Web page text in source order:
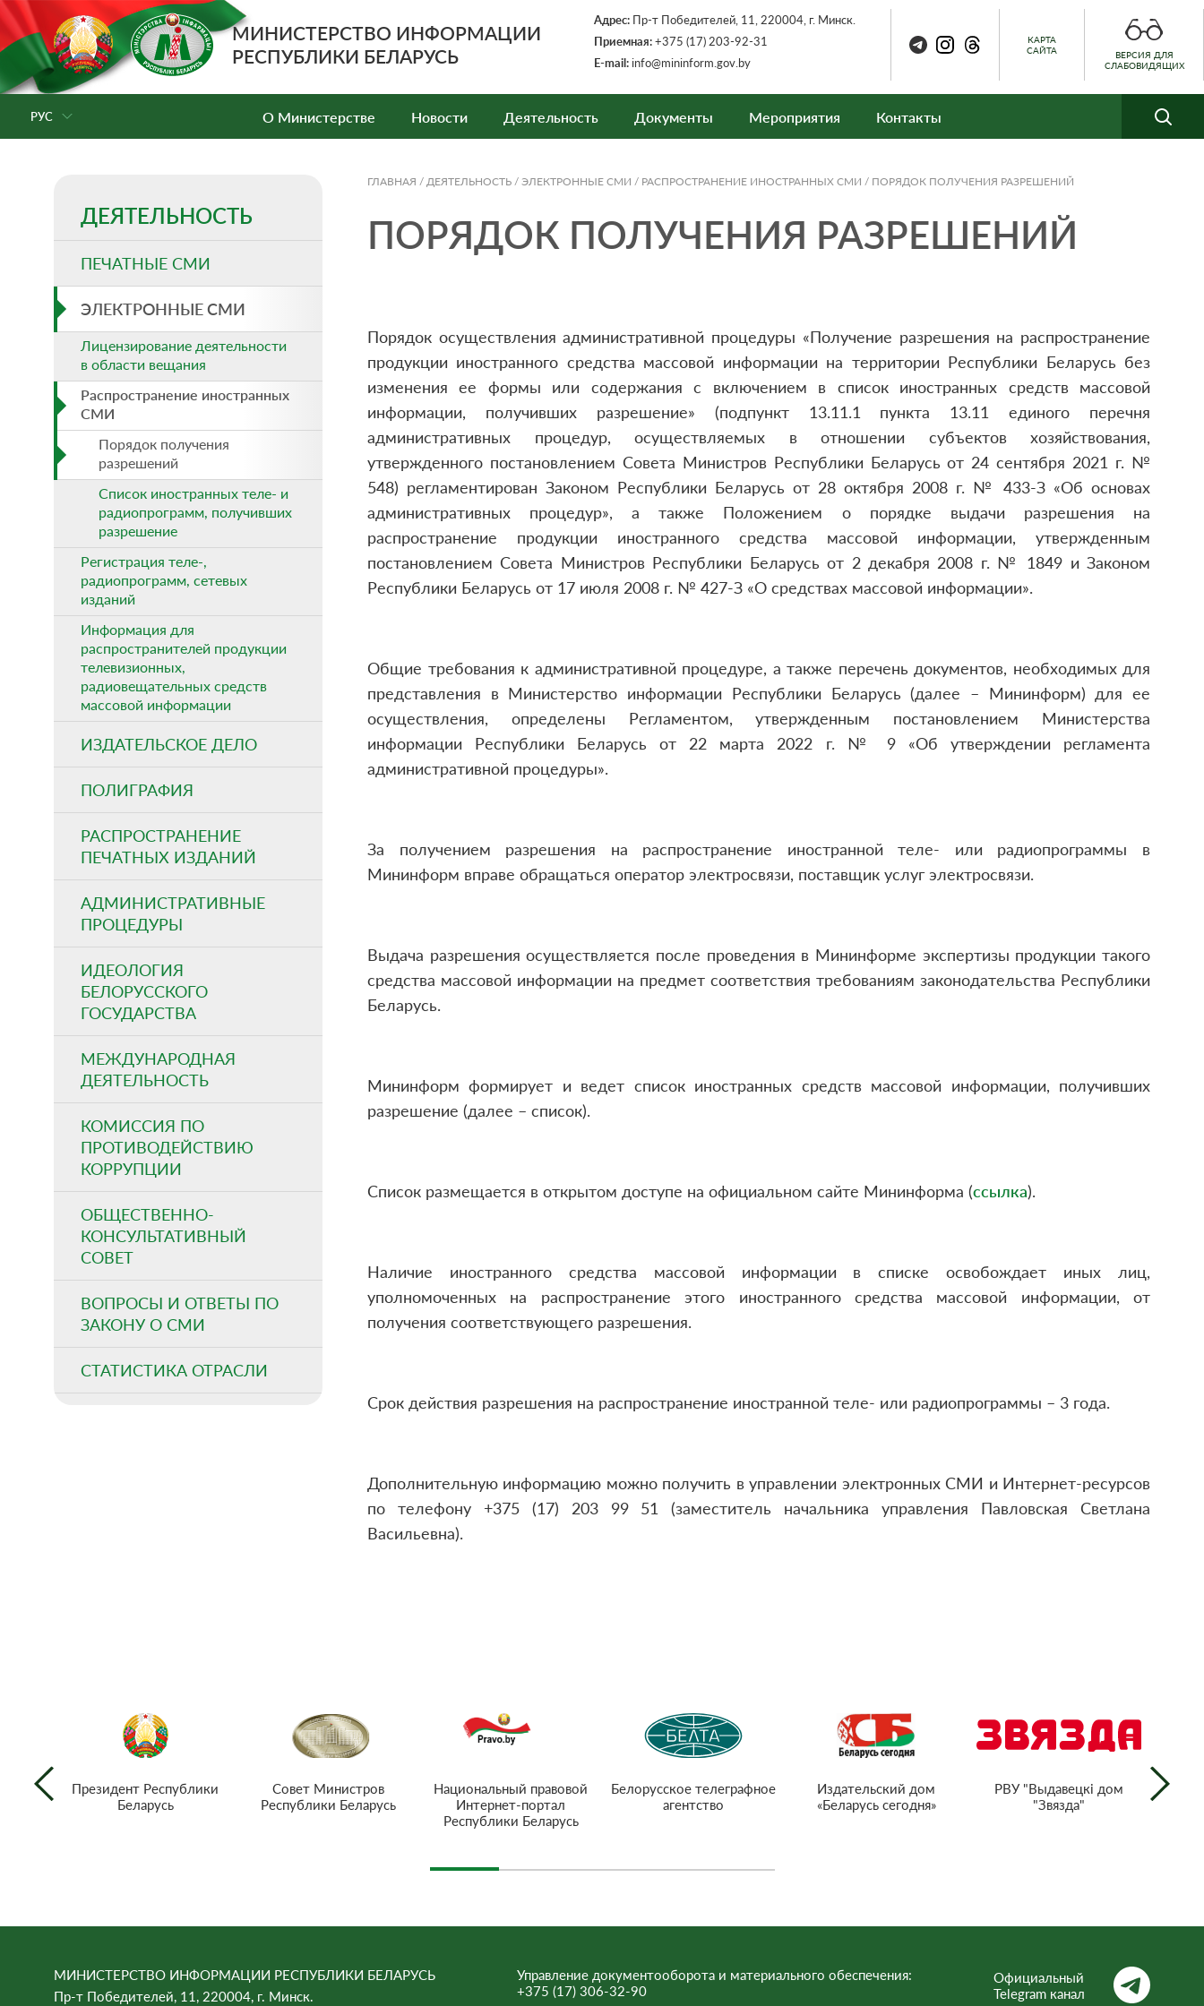
МИНИСТЕРСТВО ИНФОРМАЦИИ
РЕСПУБЛИКИ БЕЛАРУСЬ
Адрес: Пр-т Победителей, 11, 220004, г. Минск.
Приемная:+375 (17) 203-92-31
E-mail:info@mininform.gov.by
КАРТА
САЙТА
ВЕРСИЯ ДЛЯ
СЛАБОВИДЯЩИХ
РУС О Министерстве Новости Деятельность Документы Мероприятия Контакты
ДЕЯТЕЛЬНОСТЬ
ПЕЧАТНЫЕ СМИ
ЭЛЕКТРОННЫЕ СМИ
Лицензирование деятельности
в области вещания
Распространение иностранных
СМИ
Порядок получения
разрешений
Список иностранных теле- и
радиопрограмм, получивших
разрешение
Регистрация теле-,
радиопрограмм, сетевых
изданий
Информация для
распространителей продукции
телевизионных,
радиовещательных средств
массовой информации
ИЗДАТЕЛЬСКОЕ ДЕЛО
ПОЛИГРАФИЯ
РАСПРОСТРАНЕНИЕ
ПЕЧАТНЫХ ИЗДАНИЙ
АДМИНИСТРАТИВНЫЕ
ПРОЦЕДУРЫ
ИДЕОЛОГИЯ
БЕЛОРУССКОГО
ГОСУДАРСТВА
МЕЖДУНАРОДНАЯ
ДЕЯТЕЛЬНОСТЬ
КОМИССИЯ ПО
ПРОТИВОДЕЙСТВИЮ
КОРРУПЦИИ
ОБЩЕСТВЕННО-
КОНСУЛЬТАТИВНЫЙ
СОВЕТ
ВОПРОСЫ И ОТВЕТЫ ПО
ЗАКОНУ О СМИ
СТАТИСТИКА ОТРАСЛИ
ГЛАВНАЯ / ДЕЯТЕЛЬНОСТЬ / ЭЛЕКТРОННЫЕ СМИ / РАСПРОСТРАНЕНИЕ ИНОСТРАННЫХ СМИ / ПОРЯДОК ПОЛУЧЕНИЯ РАЗРЕШЕНИЙ
ПОРЯДОК ПОЛУЧЕНИЯ РАЗРЕШЕНИЙ
Порядок осуществления административной процедуры «Получение разрешения на распространение
продукции иностранного средства массовой информации на территории Республики Беларусь без
изменения ее формы или содержания с включением в список иностранных средств массовой
информации, получивших разрешение» (подпункт 13.11.1 пункта 13.11 единого перечня
административных процедур, осуществляемых в отношении субъектов хозяйствования,
утвержденного постановлением Совета Министров Республики Беларусь от 24 сентября 2021 г. №
548) регламентирован Законом Республики Беларусь от 28 октября 2008 г. № 433-З «Об основах
административных процедур», а также Положением о порядке выдачи разрешения на
распространение продукции иностранного средства массовой информации, утвержденным
постановлением Совета Министров Республики Беларусь от 2 декабря 2008 г. № 1849 и Законом
Республики Беларусь от 17 июля 2008 г. № 427-З «О средствах массовой информации».
Общие требования к административной процедуре, а также перечень документов, необходимых для
представления в Министерство информации Республики Беларусь (далее – Мининформ) для ее
осуществления, определены Регламентом, утвержденным постановлением Министерства
информации Республики Беларусь от 22 марта 2022 г. № 9 «Об утверждении регламента
административной процедуры».
За получением разрешения на распространение иностранной теле- или радиопрограммы в
Мининформ вправе обращаться оператор электросвязи, поставщик услуг электросвязи.
Выдача разрешения осуществляется после проведения в Мининформе экспертизы продукции такого
средства массовой информации на предмет соответствия требованиям законодательства Республики
Беларусь.
Мининформ формирует и ведет список иностранных средств массовой информации, получивших
разрешение (далее – список).
Список размещается в открытом доступе на официальном сайте Мининформа (ссылка).
Наличие иностранного средства массовой информации в списке освобождает иных лиц,
уполномоченных на распространение этого иностранного средства массовой информации, от
получения соответствующего разрешения.
Срок действия разрешения на распространение иностранной теле- или радиопрограммы – 3 года.
Дополнительную информацию можно получить в управлении электронных СМИ и Интернет-ресурсов
по телефону +375 (17) 203 99 51 (заместитель начальника управления Павловская Светлана
Васильевна).
Президент Республики
Беларусь
Совет Министров
Республики Беларусь
Национальный правовой
Интернет-портал
Республики Беларусь
Белорусское телеграфное
агентство
Издательский дом
«Беларусь сегодня»
РВУ "Выдавецкі дом
"Звязда"
МИНИСТЕРСТВО ИНФОРМАЦИИ РЕСПУБЛИКИ БЕЛАРУСЬ
Пр-т Победителей, 11, 220004, г. Минск.
Управление документооборота и материального обеспечения:
+375 (17) 306-32-90
Официальный
Telegram канал